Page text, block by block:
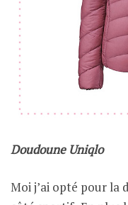
Doudoune Uniqlo
Moi j’ai opté pour